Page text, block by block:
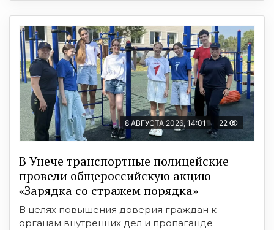
8 АВГУСТА 2026, 14:01 22
В Унече транспортные полицейские
провели общероссийскую акцию
«Зарядка со стражем порядка»
В целях повышения доверия граждан к
органам внутренних дел и пропаганде